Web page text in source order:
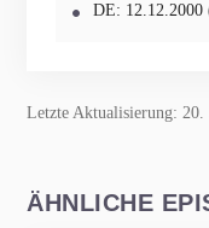
DE:
Letzte Aktualisierung: 20.
ÄHNLICHE